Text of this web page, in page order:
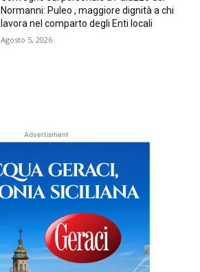
Normanni: Puleo , maggiore dignità a chi
lavora nel comparto degli Enti locali
Agosto 5, 2026
Advertisment